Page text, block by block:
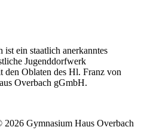
ein staatlich anerkanntes
Jugenddorfwerk
den Oblaten des Hl. Franz von
Overbach gGmbH.
2026 Gymnasium Haus Overbach